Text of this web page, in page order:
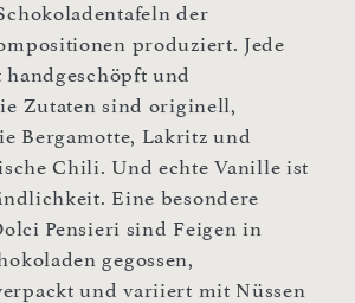
der
produziert. Jede
handgeschöpft und
Zutaten sind originell,
Bergamotte, Lakritz und
Chili. Und echte Vanille ist
Eine besondere
Pensieri sind Feigen in
gegossen,
und variiert mit Nüssen